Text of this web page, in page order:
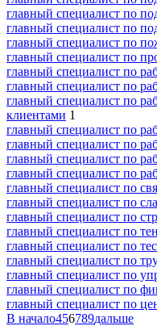
главный специалист по
главный специалист по
главный специалист по
главный специалист по
главный специалист по
главный специалист по
главный специалист по
клиентами 1
главный специалист по
главный специалист по
главный специалист по
главный специалист по
главный специалист по
главный специалист по
главный специалист по
главный специалист по
главный специалист по
главный специалист по
главный специалист по
главный специалист по
главный специалист по
В начало456789дальше